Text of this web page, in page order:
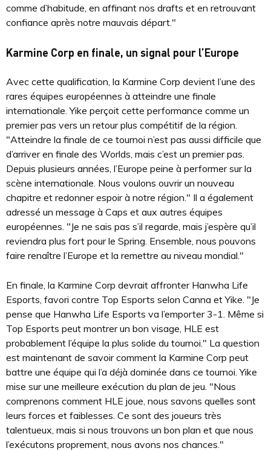
comme d’habitude, en affinant nos drafts et en retrouvant
confiance après notre mauvais départ."
Karmine Corp en finale, un signal pour l’Europe
Avec cette qualification, la Karmine Corp devient l’une des
rares équipes européennes à atteindre une finale
internationale. Yike perçoit cette performance comme un
premier pas vers un retour plus compétitif de la région.
"Atteindre la finale de ce tournoi n’est pas aussi difficile que
d’arriver en finale des Worlds, mais c’est un premier pas.
Depuis plusieurs années, l’Europe peine à performer sur la
scène internationale. Nous voulons ouvrir un nouveau
chapitre et redonner espoir à notre région." Il a également
adressé un message à Caps et aux autres équipes
européennes. "Je ne sais pas s’il regarde, mais j’espère qu’il
reviendra plus fort pour le Spring. Ensemble, nous pouvons
faire renaître l’Europe et la remettre au niveau mondial."
En finale, la Karmine Corp devrait affronter Hanwha Life
Esports, favori contre Top Esports selon Canna et Yike. "Je
pense que Hanwha Life Esports va l’emporter 3-1. Même si
Top Esports peut montrer un bon visage, HLE est
probablement l’équipe la plus solide du tournoi." La question
est maintenant de savoir comment la Karmine Corp peut
battre une équipe qui l’a déjà dominée dans ce tournoi. Yike
mise sur une meilleure exécution du plan de jeu. "Nous
comprenons comment HLE joue, nous savons quelles sont
leurs forces et faiblesses. Ce sont des joueurs très
talentueux, mais si nous trouvons un bon plan et que nous
l’exécutons proprement, nous avons nos chances."